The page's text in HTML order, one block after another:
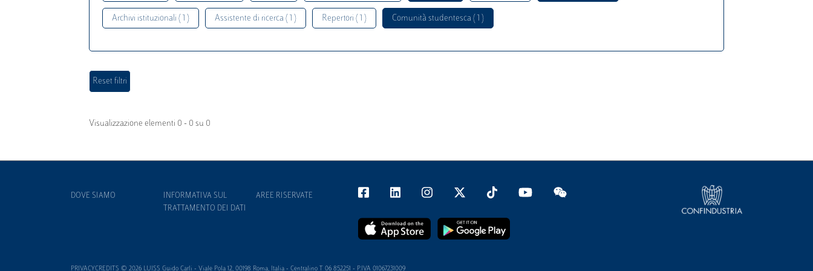
Archivi istituzionali ( 1 ) Assistente di ricerca ( 1 ) Repertori ( 1 ) Comunità studentesca ( 1 )
Visualizzazione elementi 0 - 0 su 0
DOVE SIAMO
INFORMATIVA SUL
TRATTAMENTO DEI DATI
AREE RISERVATE
PRIVACYCREDITS © 2026 LUISS Guido Carli - Viale Pola 12, 00198 Roma, Italia - Centralino T 06 852251 - P.IVA 01067231009